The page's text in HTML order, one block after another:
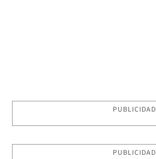
PUBLICIDAD
PUBLICIDAD